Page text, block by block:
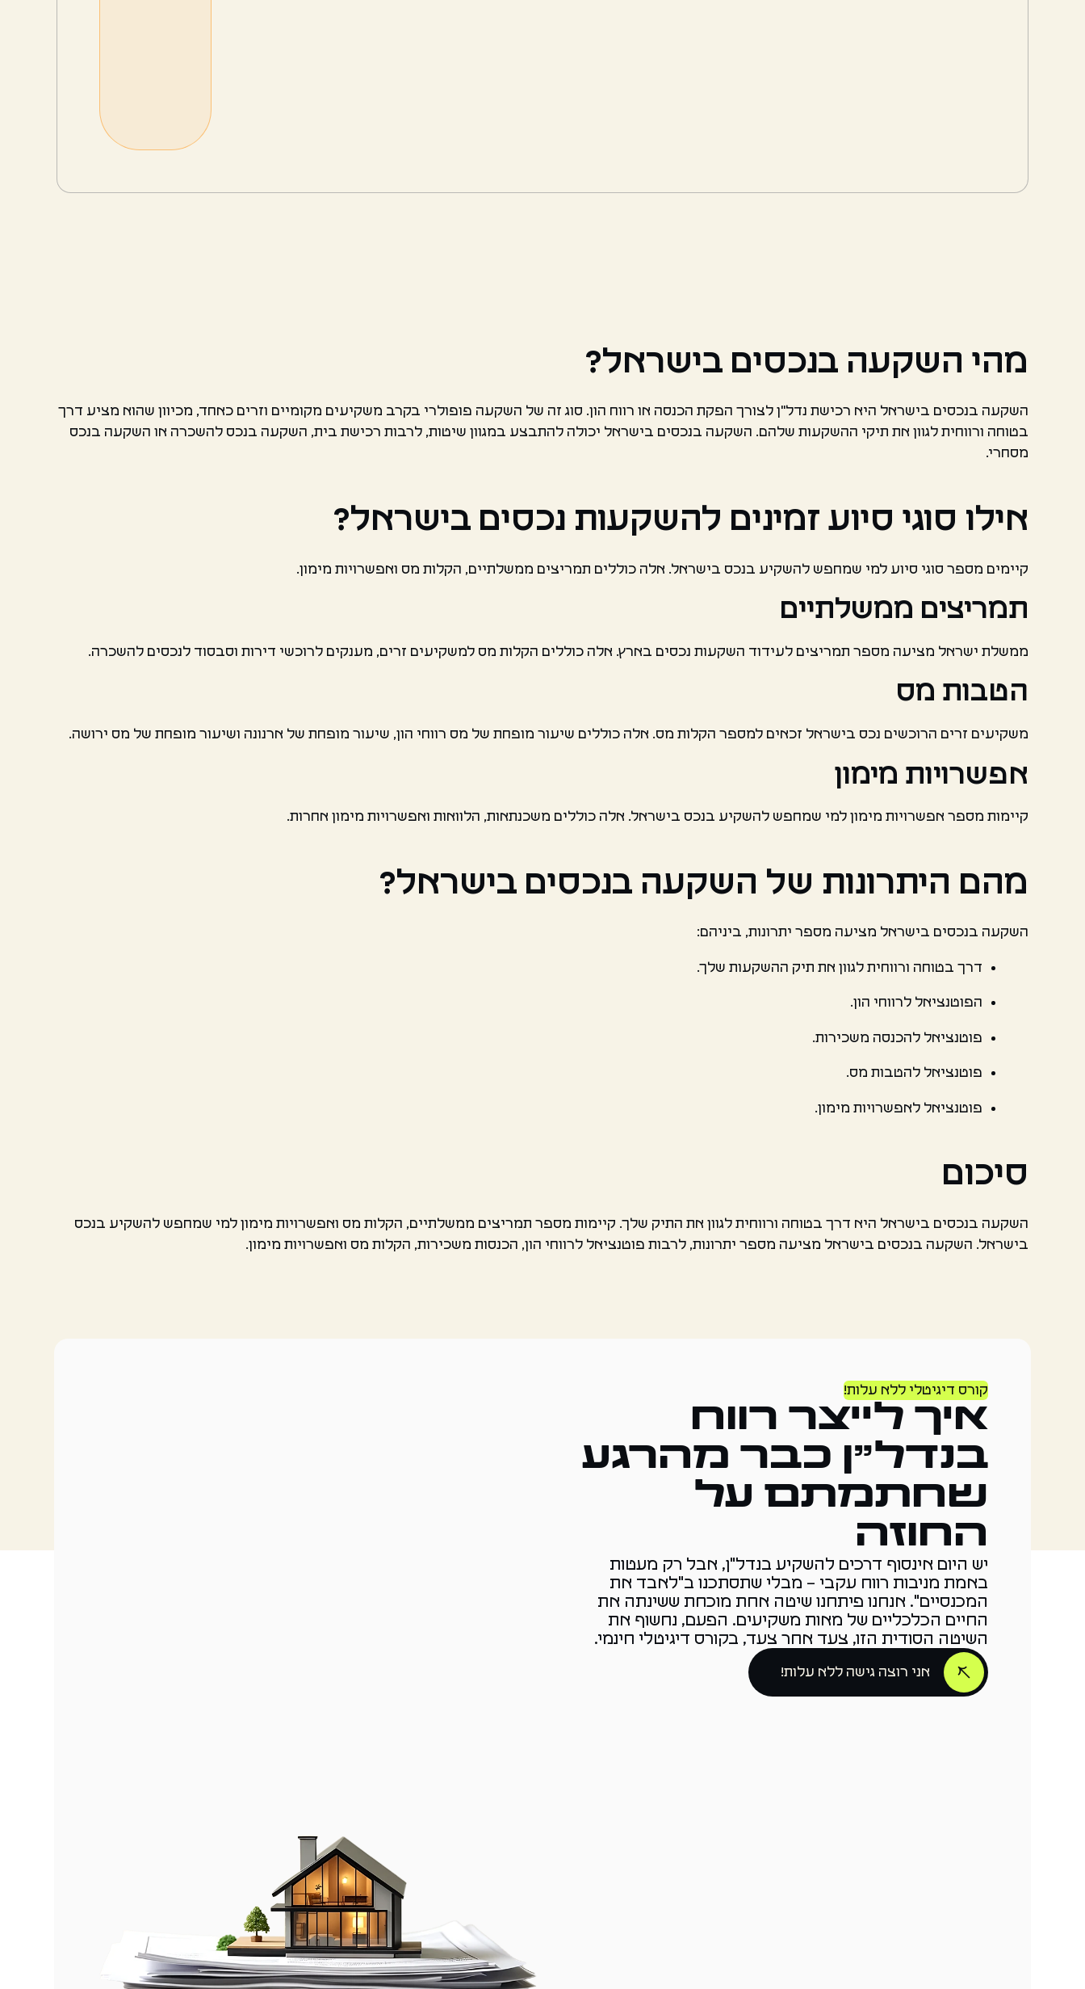
מהי השקעה בנכסים בישראל?
השקעה בנכסים בישראל היא רכישת נדל"ן לצורך הפקת הכנסה או רווח הון. סוג זה של השקעה פופולרי בקרב משקיעים מקומיים וזרים כאחד, מכיוון שהוא מציע דרך
בטוחה ורווחית לגוון את תיקי ההשקעות שלהם. השקעה בנכסים בישראל יכולה להתבצע במגוון שיטות, לרבות רכישת בית, השקעה בנכס להשכרה או השקעה בנכס
מסחרי.
אילו סוגי סיוע זמינים להשקעות נכסים בישראל?
קיימים מספר סוגי סיוע למי שמחפש להשקיע בנכס בישראל. אלה כוללים תמריצים ממשלתיים, הקלות מס ואפשרויות מימון.
תמריצים ממשלתיים
ממשלת ישראל מציעה מספר תמריצים לעידוד השקעות נכסים בארץ. אלה כוללים הקלות מס למשקיעים זרים, מענקים לרוכשי דירות וסבסוד לנכסים להשכרה.
הטבות מס
משקיעים זרים הרוכשים נכס בישראל זכאים למספר הקלות מס. אלה כוללים שיעור מופחת של מס רווחי הון, שיעור מופחת של ארנונה ושיעור מופחת של מס ירושה.
אפשרויות מימון
קיימות מספר אפשרויות מימון למי שמחפש להשקיע בנכס בישראל. אלה כוללים משכנתאות, הלוואות ואפשרויות מימון אחרות.
מהם היתרונות של השקעה בנכסים בישראל?
השקעה בנכסים בישראל מציעה מספר יתרונות, ביניהם:
דרך בטוחה ורווחית לגוון את תיק ההשקעות שלך.
הפוטנציאל לרווחי הון.
פוטנציאל להכנסה משכירות.
פוטנציאל להטבות מס.
פוטנציאל לאפשרויות מימון.
סיכום
השקעה בנכסים בישראל היא דרך בטוחה ורווחית לגוון את התיק שלך. קיימות מספר תמריצים ממשלתיים, הקלות מס ואפשרויות מימון למי שמחפש להשקיע בנכס
בישראל. השקעה בנכסים בישראל מציעה מספר יתרונות, לרבות פוטנציאל לרווחי הון, הכנסות משכירות, הקלות מס ואפשרויות מימון.
קורס דיגיטלי ללא עלות!
איך לייצר רווח
בנדל"ן כבר מהרגע
שחתמתם על
החוזה
יש היום אינסוף דרכים להשקיע בנדל"ן, אבל רק מעטות
באמת מניבות רווח עקבי – מבלי שתסתכנו ב"לאבד את
המכנסיים". אנחנו פיתחנו שיטה אחת מוכחת ששינתה את
החיים הכלכליים של מאות משקיעים. הפעם, נחשוף את
השיטה הסודית הזו, צעד אחר צעד, בקורס דיגיטלי חינמי.
אני רוצה גישה ללא עלות!